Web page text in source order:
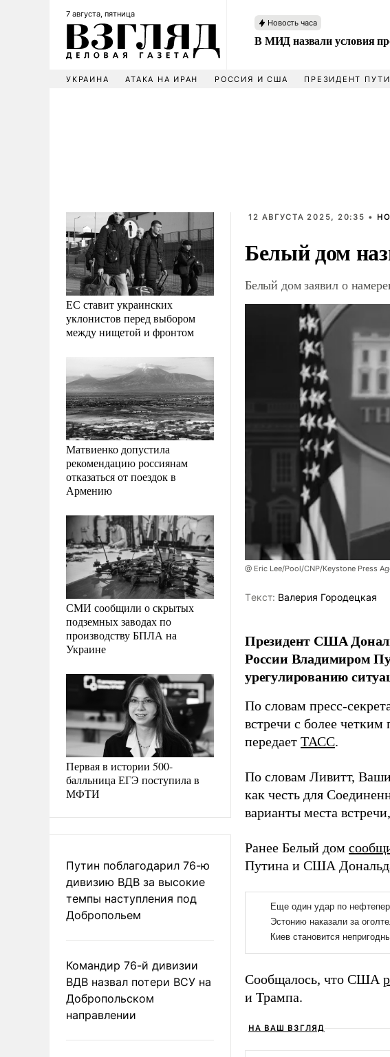
7 августа, пятница
Новость часа
В МИД назвали условия
УКРАИНА АТАКА НА ИРАН РОССИЯ И США ПРЕЗИДЕНТ
ЕС ставит украинских
уклонистов перед выбором
между нищетой и фронтом
Матвиенко допустила
рекомендацию россиянам
отказаться от поездок в
Армению
СМИ сообщили о скрытых
подземных заводах по
производству БПЛА на
Украине
Первая в истории 500-
балльница ЕГЭ поступила в
МФТИ
Путин поблагодарил 76-ю
дивизию ВДВ за высокие
темпы наступления под
Добропольем
Командир 76-й дивизии
ВДВ назвал потери ВСУ на
Добропольском
направлении
12 АВГУСТА 2025, 20:35 •
Белый дом
Белый дом заявил о
@ Eric Lee/Pool/CNP/Keystone Press
Tекст: Валерия Городецкая
Президент США
России Владимиром
урегулированию
По словам пресс-
встречи с более
передает ТАСС.
По словам Ливитт,
как честь для
варианты места
Ранее Белый дом
Путина и США
Сообщалось, что США
и Трампа.
НА ВАШ ВЗГЛЯД